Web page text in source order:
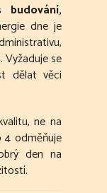
budování,
dne je
Vyžaduje se
dělat věci
ne na
4 odměňuje
den na